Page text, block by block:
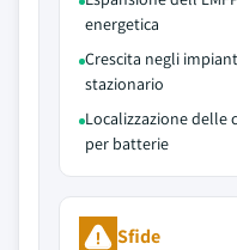
energetica
Crescita negli
stazionario
Localizzazione delle
per batterie
Sfide